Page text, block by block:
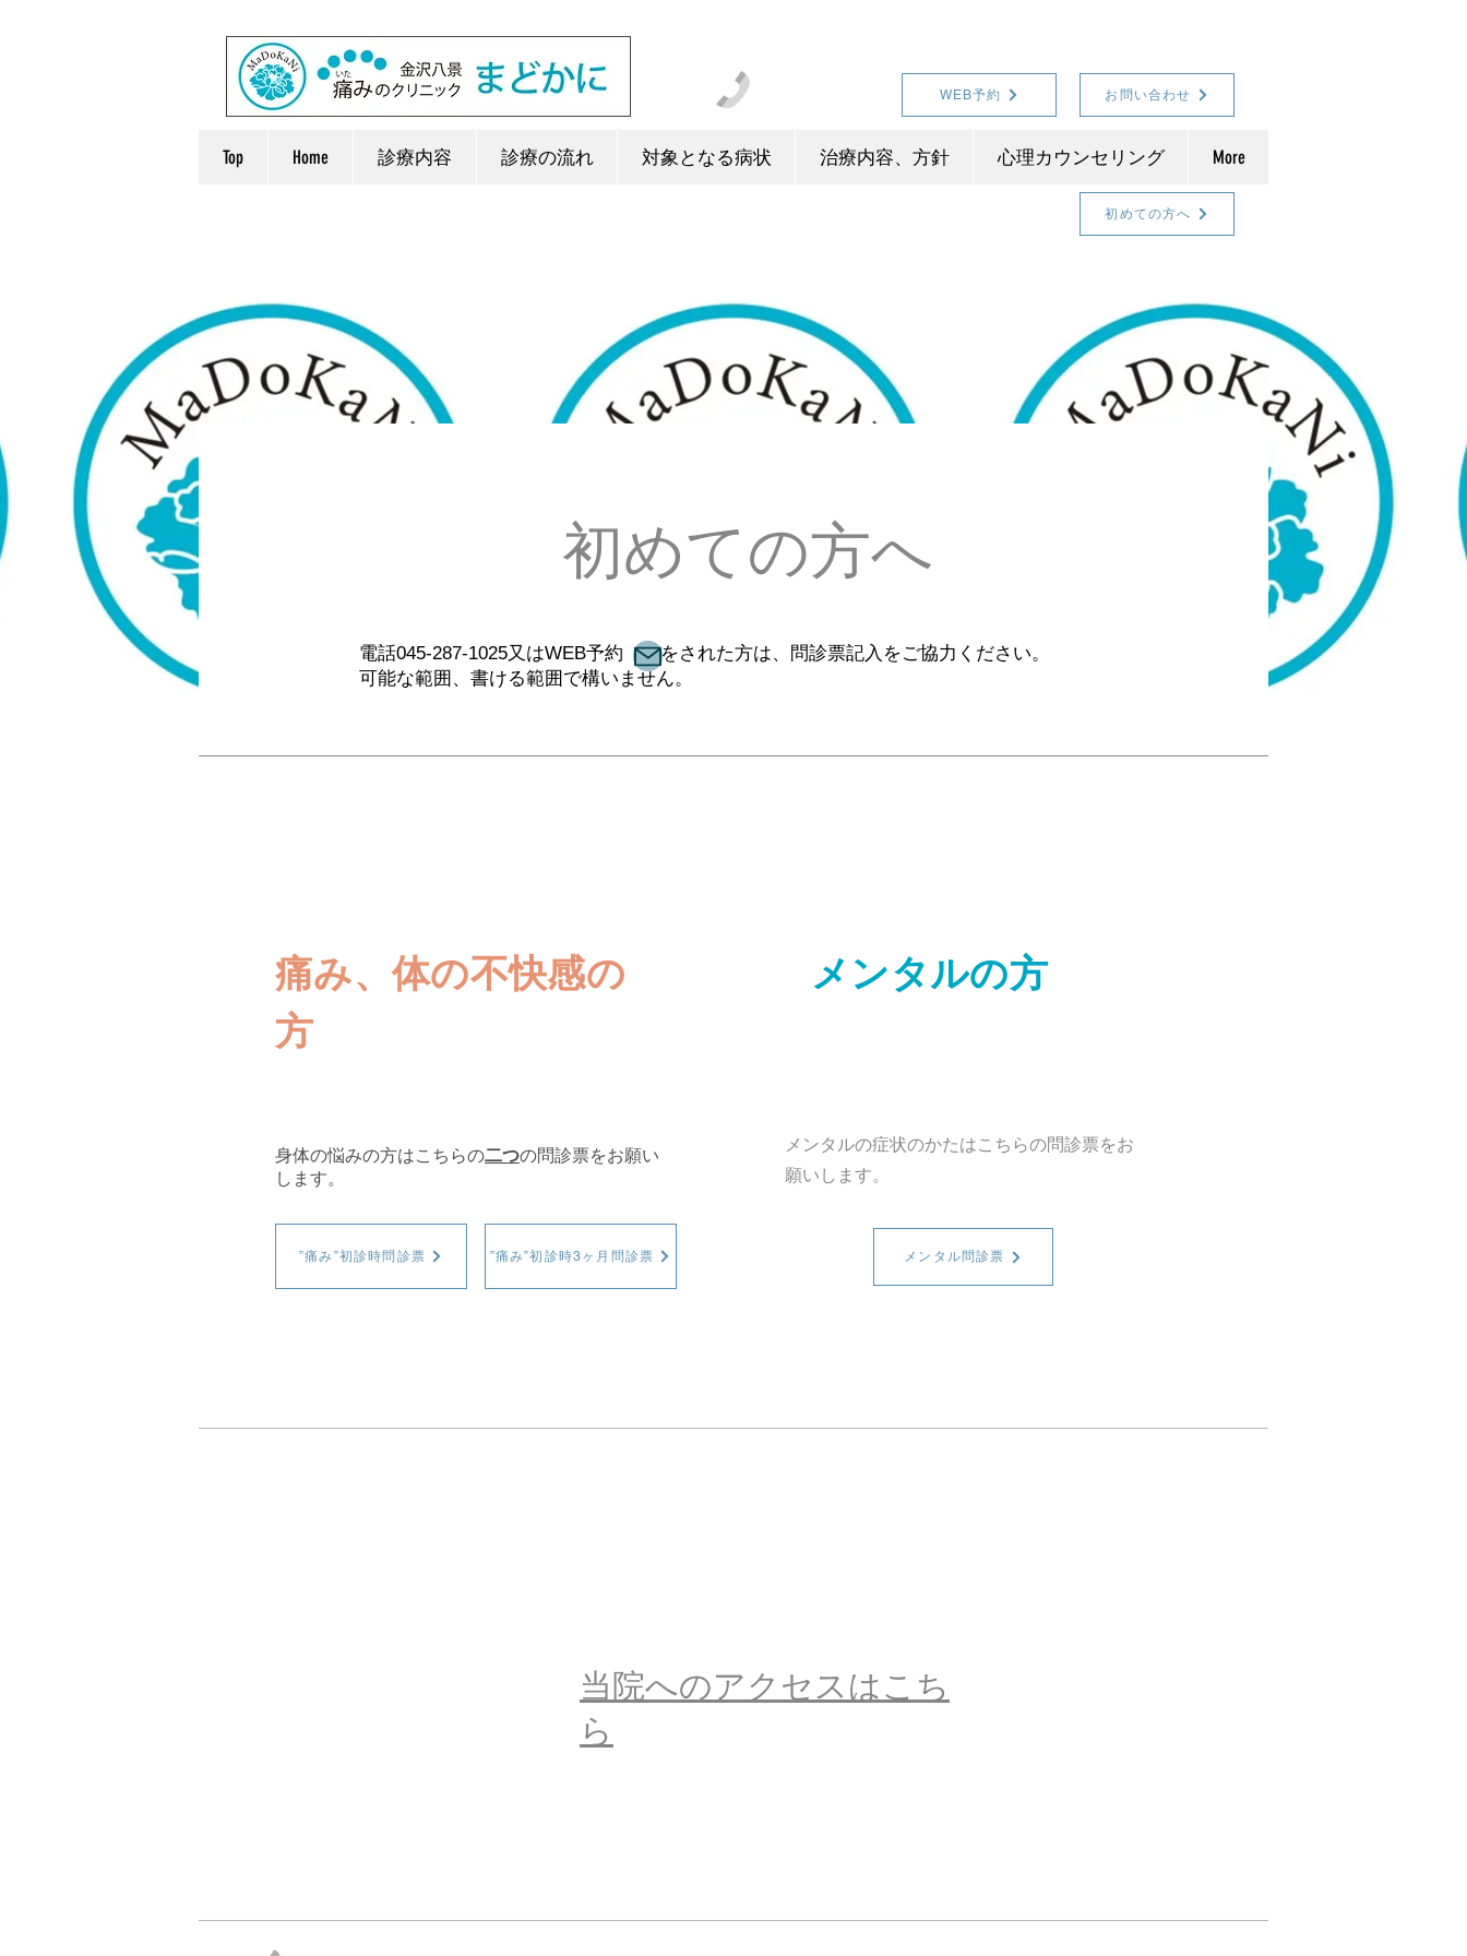
WEB予約 お問い合わせ
Top Home 診療内容 診療の流れ 対象となる病状 治療内容、方針 心理カウンセリング More
初めての方へ
初めての方へ
電話045-287-1025又はWEB予約 をされた方は、問診票記入をご協力ください。
​可能な範囲、書ける範囲で構いません。
痛み、体の不快感の
方
身体の悩みの方はこちらの二つの問診票をお願い
します。
”痛み”初診時問診票 ”痛み”初診時3ヶ月問診票
メンタルの方
メンタルの症状のかたはこちらの問診票をお
願いします。
メンタル問診票
当院へのアクセスはこち
ら